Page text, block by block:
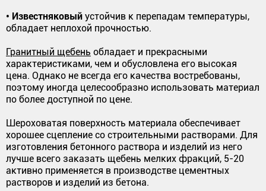
• Известняковый устойчив к перепадам температуры,
обладает неплохой прочностью.
Гранитный щебень обладает и прекрасными
характеристиками, чем и обусловлена его высокая
цена. Однако не всегда его качества востребованы,
поэтому иногда целесообразно использовать материал
по более доступной по цене.
Шероховатая поверхность материала обеспечивает
хорошее сцепление со строительными растворами. Для
изготовления бетонного раствора и изделий из него
лучше всего заказать щебень мелких фракций, 5-20
активно применяется в производстве цементных
растворов и изделий из бетона.